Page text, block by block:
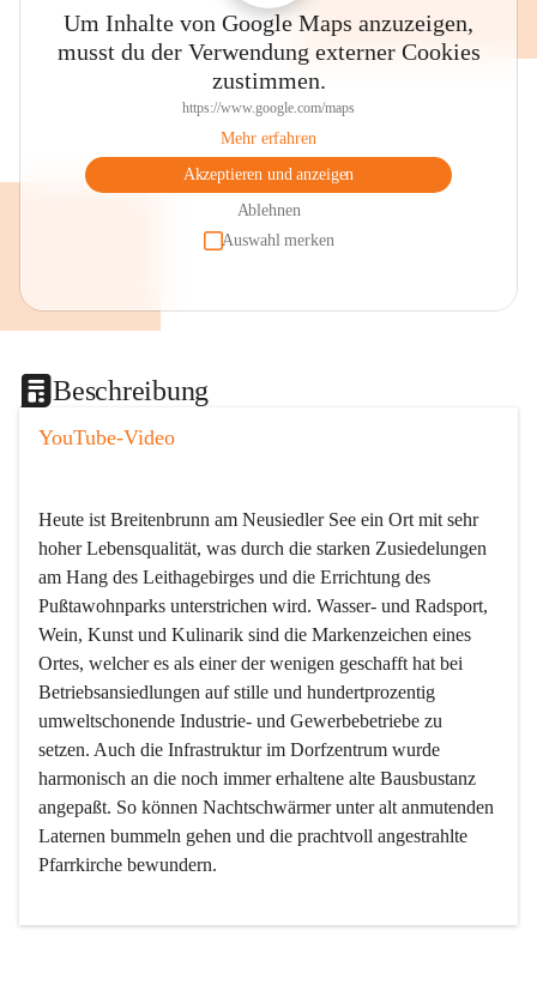
Um Inhalte von Google Maps anzuzeigen,
musst du der Verwendung externer Cookies
zustimmen.
https://www.google.com/maps
Mehr erfahren
Akzeptieren und anzeigen
Ablehnen
Auswahl merken
Beschreibung
YouTube-Video
Heute ist Breitenbrunn am Neusiedler See ein Ort mit sehr
hoher Lebensqualität, was durch die starken Zusiedelungen
am Hang des Leithagebirges und die Errichtung des
Pußtawohnparks unterstrichen wird. Wasser- und Radsport,
Wein, Kunst und Kulinarik sind die Markenzeichen eines
Ortes, welcher es als einer der wenigen geschafft hat bei
Betriebsansiedlungen auf stille und hundertprozentig
umweltschonende Industrie- und Gewerbebetriebe zu
setzen. Auch die Infrastruktur im Dorfzentrum wurde
harmonisch an die noch immer erhaltene alte Bausbustanz
angepaßt. So können Nachtschwärmer unter alt anmutenden
Laternen bummeln gehen und die prachtvoll angestrahlte
Pfarrkirche bewundern.
Der Weinbau dominert heute nicht mehr, ist aber integrativer